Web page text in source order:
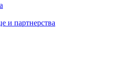
и партнерства